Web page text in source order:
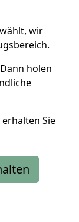
wir
Dann holen
Sie